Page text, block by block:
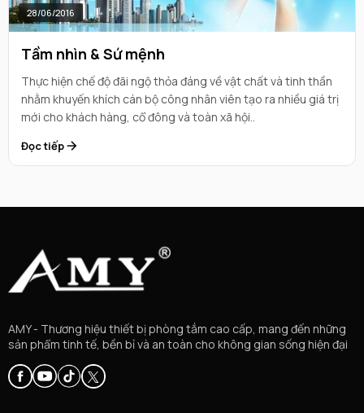
28/06/2016
Tầm nhìn & Sứ mệnh
Thực hiện chế độ đãi ngộ thỏa đáng về vật chất và tinh thần
nhằm khuyến khích cán bộ công nhân viên tạo ra nhiều giá trị
mới cho khách hàng, cổ đông và toàn xã hội..
Đọc tiếp
AMY - Thương hiệu thiết bị phòng tắm cao cấp, mang đến những
sản phẩm tinh tế, bền bỉ và an toàn cho không gian sống hiện đại